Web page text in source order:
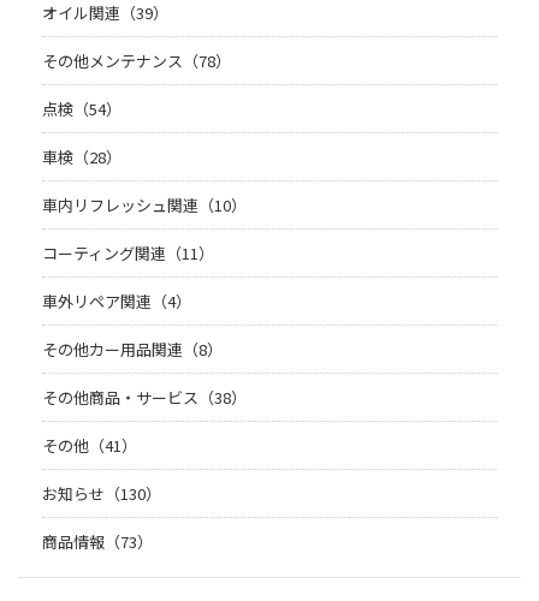
オイル関連（39）
その他メンテナンス（78）
点検（54）
車検（28）
車内リフレッシュ関連（10）
コーティング関連（11）
車外リペア関連（4）
その他カー用品関連（8）
その他商品・サービス（38）
その他（41）
お知らせ（130）
商品情報（73）